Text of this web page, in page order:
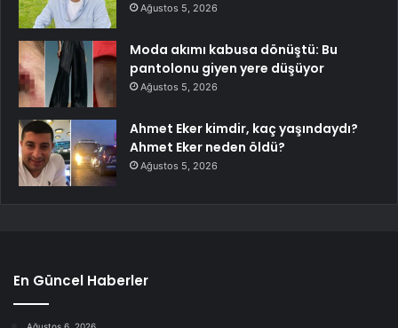
Ağustos 5, 2026
Moda akımı kabusa dönüştü: Bu
pantolonu giyen yere düşüyor
Ağustos 5, 2026
Ahmet Eker kimdir, kaç yaşındaydı?
Ahmet Eker neden öldü?
Ağustos 5, 2026
En Güncel Haberler